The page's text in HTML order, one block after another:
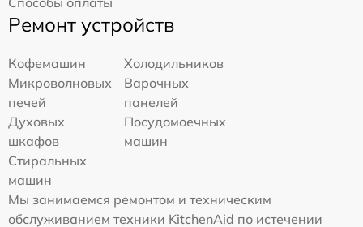
Ремонт устройств
Кофемашин
Холодильников
Микроволновых
печей
Варочных
панелей
Духовых
шкафов
Посудомоечных
машин
Стиральных
машин
Мы занимаемся ремонтом и техническим
обслуживанием техники KitchenAid по истечении